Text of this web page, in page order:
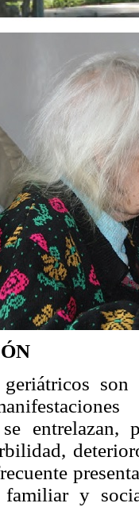
geriátricos
se
y